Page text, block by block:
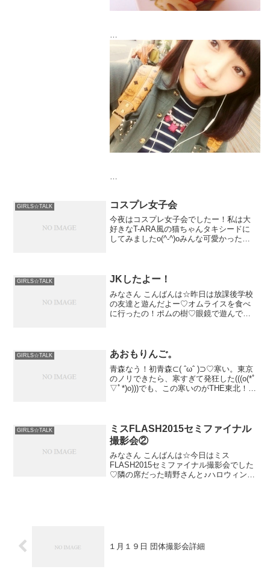
なめたけとワカメのお味噌汁
使い切った野菜の煮物
みんなにも言われたけど案外和食ばっか作
ってるね！
洋食チャレンジしてみよ(´⊙ω⊙`)♡
さて！学生してきます！
| 行ってきまぁ～す♪ |
＼＿＿＿＿＿ ＿＿_／
∨
(´・ω・）
ぶお～ん( ⊃┳⊃
≡≡≡◎-◎^^⊃^⊃
GIRLS☆TALK コスプレ女子会
今夜はコスプレ女子会でしたー！私は大
好きなT-ARA風の猫ちゃんタキシードに
してみましたo(^-^)oみんな可愛かったー♪
GIRLS☆TALK JKしたよー！
みなさん こんばんは☆昨日は放課後学校
の友達と遊んだよー♡オムライスを食べ
に行ったの！ポムの樹♡眼鏡で遊んでみ
GIRLS☆TALK あおもりんご。
青森なう！初青森⊂( ˆωˆ )⊃♡寒い。東京
のノリできたら、寒すぎて発狂した(((o(*ﾟ
▽ﾟ*)o)))でも、この寒いのがTHE東北！と
GIRLS☆TALK
ミスFLASH2015セミファイナル
撮影会②
みなさん こんばんは☆今日はミス
FLASH2015セミファイナル撮影会でした
♡隣の席だった晴野さんと♪ハロウィンが
１月１９日 団体撮影会詳細